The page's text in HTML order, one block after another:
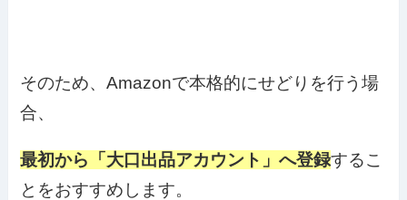
そのため、Amazonで本格的にせどりを行う場
合、
最初から「大口出品アカウント」へ登録するこ
とをおすすめします。